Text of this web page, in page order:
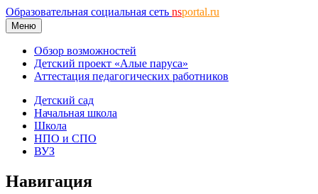
Образовательная социальная сеть nsportal.ru
Меню
Обзор возможностей
Детский проект «Алые паруса»
Аттестация педагогических работников
Детский сад
Начальная школа
Школа
НПО и СПО
ВУЗ
Навигация